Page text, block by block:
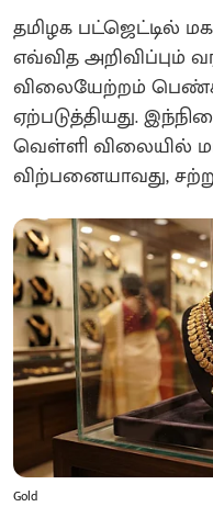
தமிழக பட்ஜெட்டில்
எவ்வித அறிவிப்பும்
விலையேற்றம்
ஏற்படுத்தியது.
வெள்ளி விலையில்
விற்பனையாவது,
Gold